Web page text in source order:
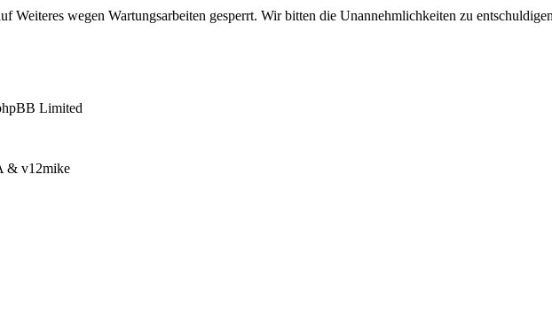
Weiteres wegen Wartungsarbeiten gesperrt. Wir bitten die Unannehmlichkeiten zu
Limited
& v12mike